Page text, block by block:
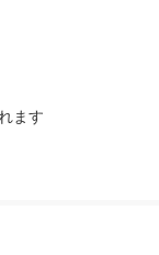
ます